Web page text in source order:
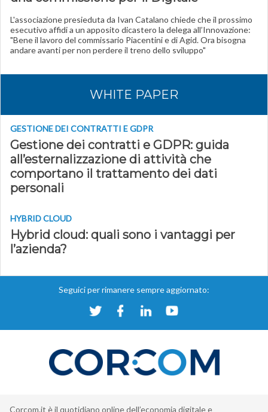
L'associazione presieduta da Ivan Catalano chiede che il prossimo
esecutivo affidi a un apposito dicastero la delega all’Innovazione:
"Bene il lavoro del commissario Piacentini e di Agid. Ora bisogna
andare avanti per non perdere il treno dello sviluppo"
WHITE PAPER
GESTIONE DEI CONTRATTI E GDPR
Gestione dei contratti e GDPR: guida
all’esternalizzazione di attività che
comportano il trattamento dei dati
personali
HYBRID CLOUD
Hybrid cloud: quali sono i vantaggi per
l’azienda?
Seguici per rimanere sempre aggiornato:
Corcom.it è il quotidiano online dell’economia digitale e